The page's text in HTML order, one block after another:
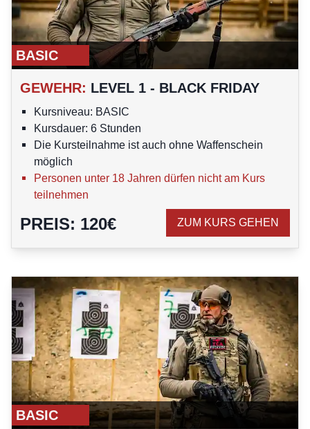
BASIC
GEWEHR: LEVEL 1 - BLACK FRIDAY
Kursniveau: BASIC
Kursdauer: 6 Stunden
Die Kursteilnahme ist auch ohne Waffenschein
möglich
Personen unter 18 Jahren dürfen nicht am Kurs
teilnehmen
PREIS: 120€ ZUM KURS GEHEN
BASIC